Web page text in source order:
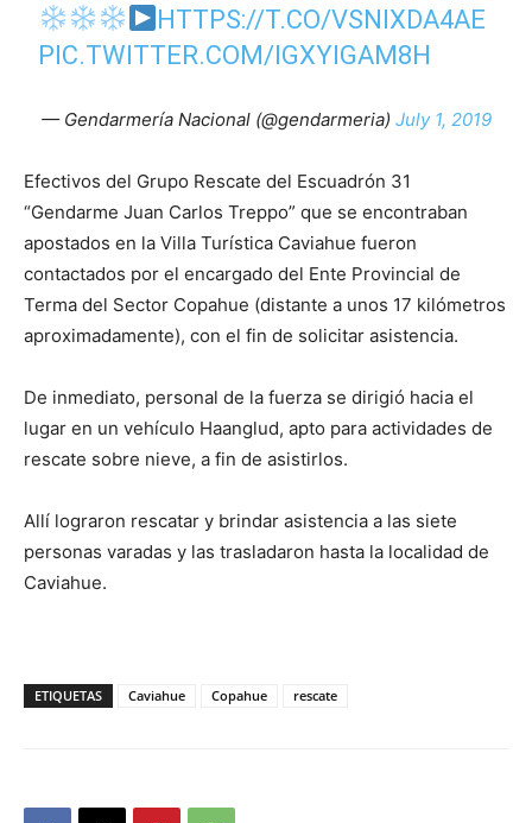
HTTPS://T.CO/VSNIXDA4AE
PIC.TWITTER.COM/IGXYIGAM8H
— Gendarmería Nacional (@gendarmeria) July 1, 2019
Efectivos del Grupo Rescate del Escuadrón 31
“Gendarme Juan Carlos Treppo” que se encontraban
apostados en la Villa Turística Caviahue fueron
contactados por el encargado del Ente Provincial de
Terma del Sector Copahue (distante a unos 17 kilómetros
aproximadamente), con el fin de solicitar asistencia.
De inmediato, personal de la fuerza se dirigió hacia el
lugar en un vehículo Haanglud, apto para actividades de
rescate sobre nieve, a fin de asistirlos.
Allí lograron rescatar y brindar asistencia a las siete
personas varadas y las trasladaron hasta la localidad de
Caviahue.
ETIQUETAS Caviahue Copahue rescate